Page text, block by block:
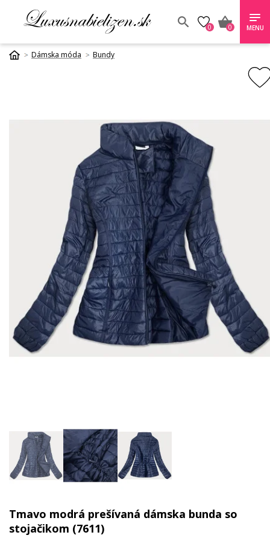
0 0 MENU
Dámska móda Bundy
Tmavo modrá prešívaná dámska bunda so
stojačikom (7611)